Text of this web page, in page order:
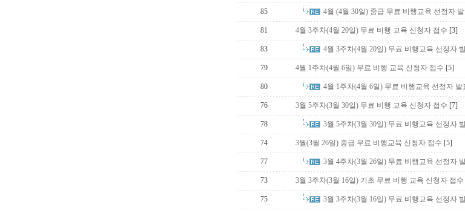
85 4월 (4월 30일) 중급 무료 비행교육 선정자
81 4월 3주차(4월 20일) 무료 비행 교육 신청자 접수 [3]
83 4월 3주차(4월 20일) 무료 비행교육 선정자
79 4월 1주차(4월 6일) 무료 비행 교육 신청자 접수 [5]
80 4월 1주차(4월 6일) 무료 비행교육 선정자 발
76 3월 5주차(3월 30일) 무료 비행 교육 신청자 접수 [7]
78 3월 5주차(3월 30일) 무료 비행교육 선정자
74 3월(3월 26일) 중급 무료 비행교육 신청자 접수 [5]
77 3월 4주차(3월 26일) 무료 비행교육 선정자
73 3월 3주차(3월 16일) 기초 무료 비행 교육 신청자 접수
75 3월 3주차(3월 16일) 무료 비행교육 선정자